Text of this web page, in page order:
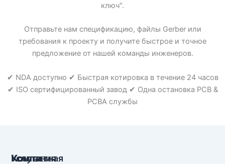
ключ".
Отправьте нам спецификацию, файлы Gerber или
требования к проекту и получите быстрое и точное
предложение от нашей команды инженеров.
✔ NDA доступно ✔ Быстрая котировка в течение 24 часов
✔ ISO сертифицированный завод ✔ Одна остановка PCB &
PCBA службы
Компания
Услуги
Контактная